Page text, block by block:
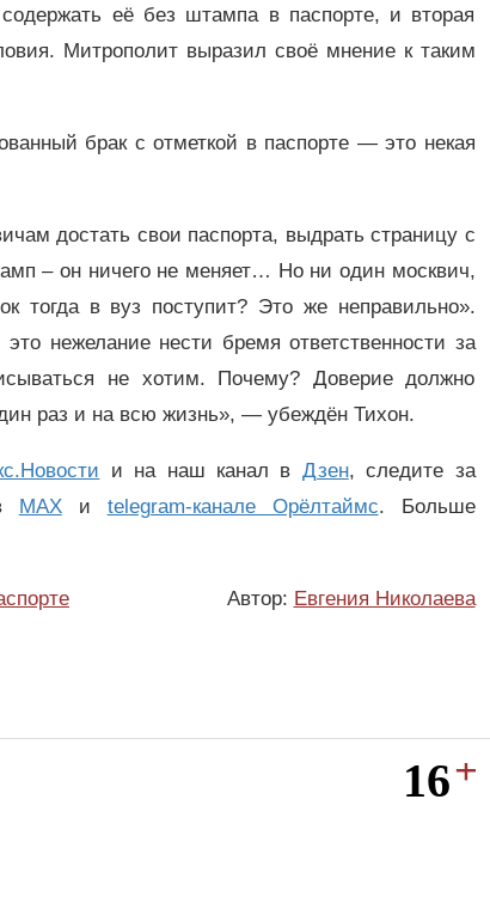
её без штампа в паспорте, и вторая
Митрополит выразил своё мнение к таким
брак с отметкой в паспорте — это некая
достать свои паспорта, выдрать страницу с
– он ничего не меняет… Но ни один москвич,
в вуз поступит? Это же неправильно».
нежелание нести бремя ответственности за
не хотим. Почему? Доверие должно
раз и на всю жизнь», — убеждён Тихон.
и на наш канал в Дзен, следите за
MAXи telegram-канале Орёлтаймс. Больше
Автор: Евгения Николаева